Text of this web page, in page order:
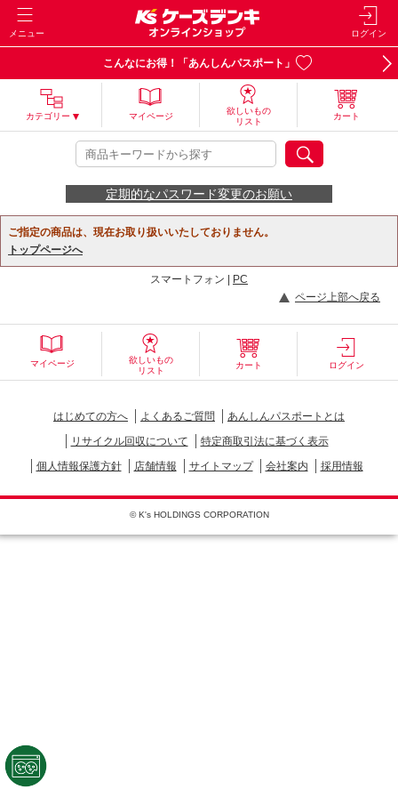
メニュー ログイン
こんなにお得！「あんしんパスポート」
カテゴリー マイページ
欲しいもの
リスト
カート
定期的なパスワード変更のお願い
ご指定の商品は、現在お取り扱いいたしておりません。
トップページへ
スマートフォン |
PC
ページ上部へ戻る
マイページ
欲しいもの
リスト
カート ログイン
はじめての方へ よくあるご質問
あんしんパスポートとは
リサイクル回収について
特定商取引法に基づく表示
個人情報保護方針
店舗情報 サイトマップ 会社案内 採用情報
© K's HOLDINGS CORPORATION